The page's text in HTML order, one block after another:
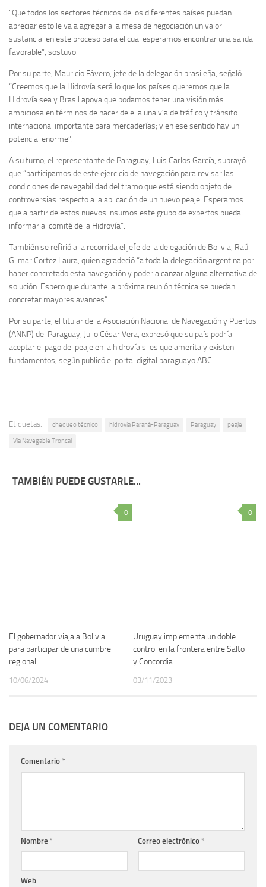
“Que todos los sectores técnicos de los diferentes países puedan
apreciar esto le va a agregar a la mesa de negociación un valor
sustancial en este proceso para el cual esperamos encontrar una salida
favorable”, sostuvo.
Por su parte, Mauricio Fávero, jefe de la delegación brasileña, señaló:
“Creemos que la Hidrovía será lo que los países queremos que la
Hidrovía sea y Brasil apoya que podamos tener una visión más
ambiciosa en términos de hacer de ella una vía de tráfico y tránsito
internacional importante para mercaderías; y en ese sentido hay un
potencial enorme”.
A su turno, el representante de Paraguay, Luis Carlos García, subrayó
que “participamos de este ejercicio de navegación para revisar las
condiciones de navegabilidad del tramo que está siendo objeto de
controversias respecto a la aplicación de un nuevo peaje. Esperamos
que a partir de estos nuevos insumos este grupo de expertos pueda
informar al comité de la Hidrovía”.
También se refirió a la recorrida el jefe de la delegación de Bolivia, Raúl
Gilmar Cortez Laura, quien agradeció “a toda la delegación argentina por
haber concretado esta navegación y poder alcanzar alguna alternativa de
solución. Espero que durante la próxima reunión técnica se puedan
concretar mayores avances”.
Por su parte, el titular de la Asociación Nacional de Navegación y Puertos
(ANNP) del Paraguay, Julio César Vera, expresó que su país podría
aceptar el pago del peaje en la hidrovía si es que amerita y existen
fundamentos, según publicó el portal digital paraguayo ABC.
Etiquetas: chequeo técnico hidrovía Paraná-Paraguay Paraguay peaje
Vía Navegable Troncal
TAMBIÉN PUEDE GUSTARLE...
0
El gobernador viaja a Bolivia
para participar de una cumbre
regional
10/06/2024
0
Uruguay implementa un doble
control en la frontera entre Salto
y Concordia
03/11/2023
DEJA UN COMENTARIO
Comentario *
Nombre * Correo electrónico *
Web